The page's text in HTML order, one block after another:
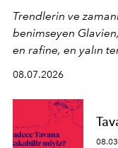
Trendlerin ve
benimseyen Glavien,
en rafine, en yalın
en yeni seçkisiyle bu
08.07.2026